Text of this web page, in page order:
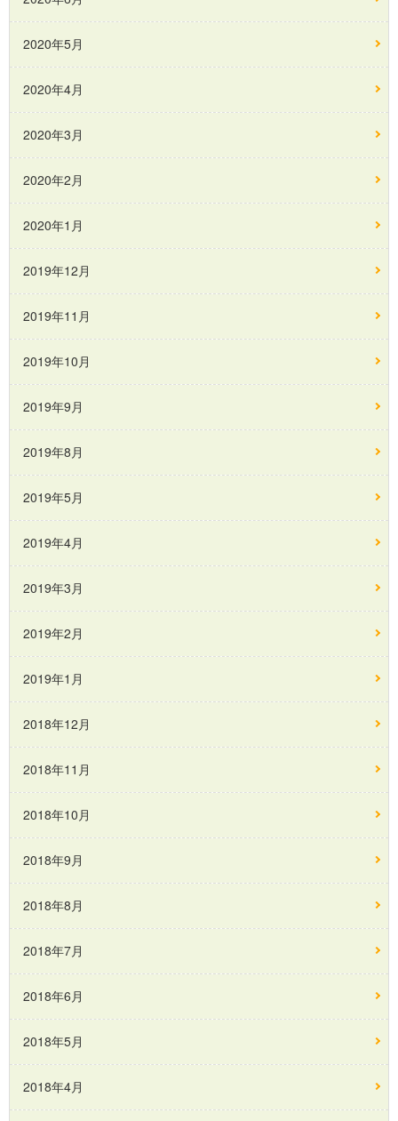
2020年5月
2020年4月
2020年3月
2020年2月
2020年1月
2019年12月
2019年11月
2019年10月
2019年9月
2019年8月
2019年5月
2019年4月
2019年3月
2019年2月
2019年1月
2018年12月
2018年11月
2018年10月
2018年9月
2018年8月
2018年7月
2018年6月
2018年5月
2018年4月